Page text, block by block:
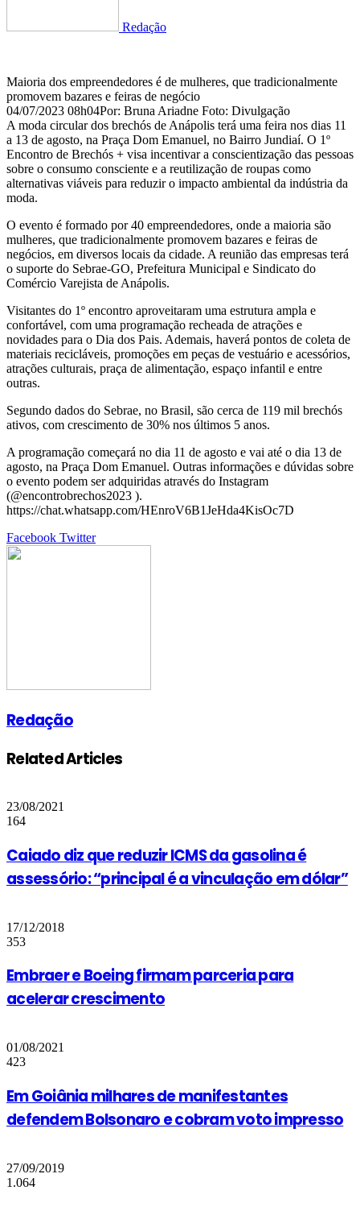
Redação
Maioria dos empreendedores é de mulheres, que tradicionalmente
promovem bazares e feiras de negócio
04/07/2023 08h04Por: Bruna Ariadne Foto: Divulgação
A moda circular dos brechós de Anápolis terá uma feira nos dias 11
a 13 de agosto, na Praça Dom Emanuel, no Bairro Jundiaí. O 1º
Encontro de Brechós + visa incentivar a conscientização das pessoas
sobre o consumo consciente e a reutilização de roupas como
alternativas viáveis para reduzir o impacto ambiental da indústria da
moda.
O evento é formado por 40 empreendedores, onde a maioria são
mulheres, que tradicionalmente promovem bazares e feiras de
negócios, em diversos locais da cidade. A reunião das empresas terá
o suporte do Sebrae-GO, Prefeitura Municipal e Sindicato do
Comércio Varejista de Anápolis.
Visitantes do 1º encontro aproveitaram uma estrutura ampla e
confortável, com uma programação recheada de atrações e
novidades para o Dia dos Pais. Ademais, haverá pontos de coleta de
materiais recicláveis, promoções em peças de vestuário e acessórios,
atrações culturais, praça de alimentação, espaço infantil e entre
outras.
Segundo dados do Sebrae, no Brasil, são cerca de 119 mil brechós
ativos, com crescimento de 30% nos últimos 5 anos.
A programação começará no dia 11 de agosto e vai até o dia 13 de
agosto, na Praça Dom Emanuel. Outras informações e dúvidas sobre
o evento podem ser adquiridas através do Instagram
(@encontrobrechos2023 ).
https://chat.whatsapp.com/HEnroV6B1JeHda4KisOc7D
Facebook TwitterGoogle+
LinkedIn
StumbleUpon
Tumblr
Pinterest
Reddit
VKontakte
Share
Print
Redação
Related Articles
23/08/2021
164
Caiado diz que reduzir ICMS da gasolina é
assessório: “principal é a vinculação em dólar”
17/12/2018
353
Embraer e Boeing firmam parceria para
acelerar crescimento
01/08/2021
423
Em Goiânia milhares de manifestantes
defendem Bolsonaro e cobram voto impresso
27/09/2019
1.064